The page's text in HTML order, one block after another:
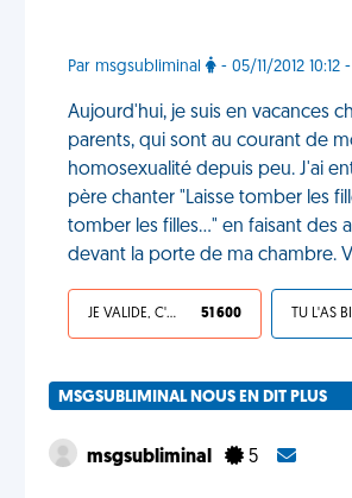
Par msgsubliminal - 05/11/2012
Aujourd'hui, je suis en vacances
parents, qui sont au courant de
homosexualité depuis peu. J'ai
père chanter "Laisse tomber les
tomber les filles..." en faisant des
devant la porte de ma chambre.
JE VALIDE, C'EST UNE VDM 51 600
MSGSUBLIMINAL NOUS EN DIT PLUS
msgsubliminal 5